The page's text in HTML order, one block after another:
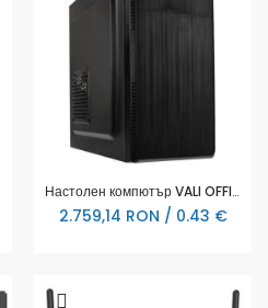
Настолен компютър VALI OFFICE PRO PLUS
2.759,14 RON / 0.43 €